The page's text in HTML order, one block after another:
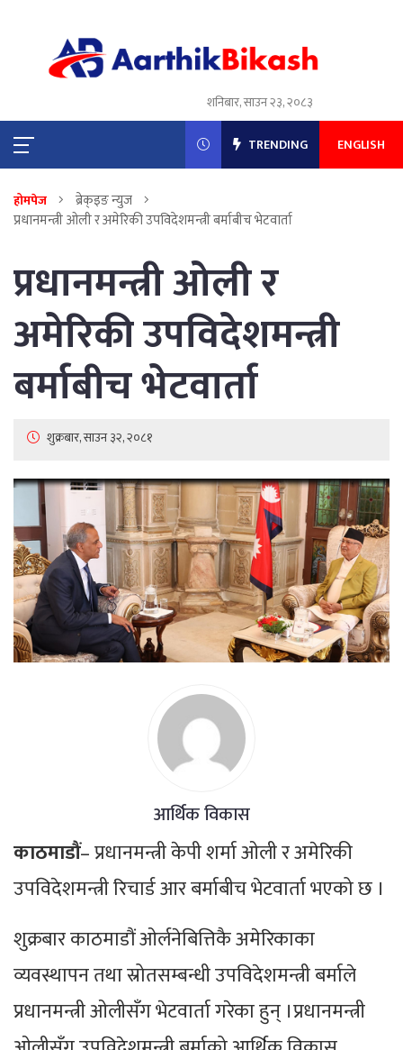
शनिबार, साउन २३, २०८३
TRENDING ENGLISH
होमपेज
ब्रेक्इङ न्युज
प्रधानमन्त्री ओली र अमेरिकी उपविदेशमन्त्री बर्माबीच भेटवार्ता
प्रधानमन्त्री ओली र
अमेरिकी उपविदेशमन्त्री
बर्माबीच भेटवार्ता
शुक्रबार, साउन ३२, २०८१
आर्थिक विकास
काठमाडौं– प्रधानमन्त्री केपी शर्मा ओली र अमेरिकी
उपविदेशमन्त्री रिचार्ड आर बर्माबीच भेटवार्ता भएको छ ।
शुक्रबार काठमाडौं ओर्लनेबित्तिकै अमेरिकाका
व्यवस्थापन तथा स्रोतसम्बन्धी उपविदेशमन्त्री बर्माले
प्रधानमन्त्री ओलीसँग भेटवार्ता गरेका हुन् ।प्रधानमन्त्री